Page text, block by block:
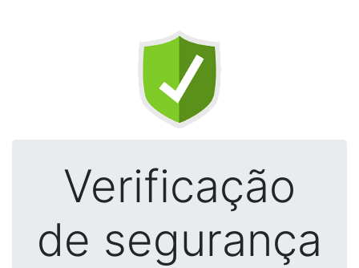
Verificação
de segurança